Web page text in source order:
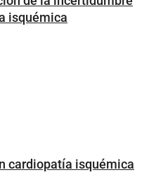
isquémica
cardiopatía isquémica